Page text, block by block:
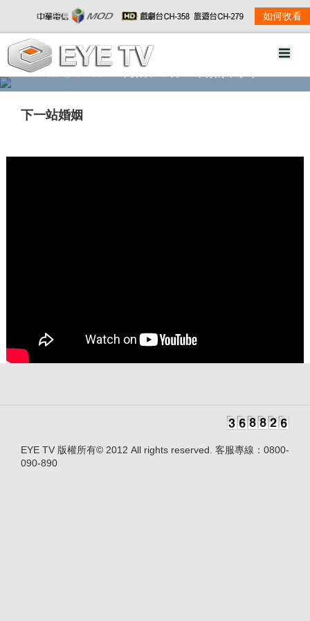
如何收看
精彩影音 劇情大綱
下一站婚姻
EYE TV 版權所有© 2012 All rights reserved. 客服專線：0800-
090-890